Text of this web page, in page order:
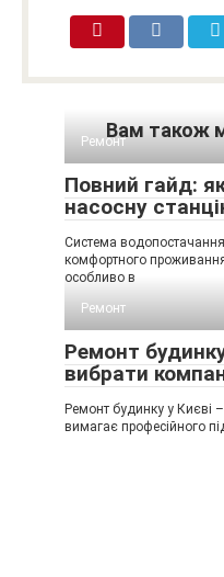
Вам також
Ремонт
Повний гайд:
насосну
Система
комфортного
особливо в
Ремонт
Ремонт
вибрати
Ремонт будинку у Києві
вимагає професійного